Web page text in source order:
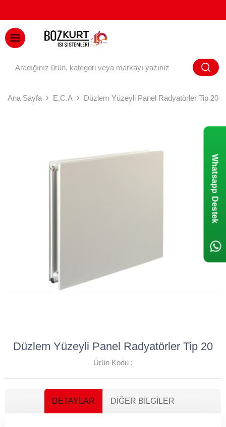
Ana Sayfa E.C.A Düzlem Yüzeyli Panel Radyatörler Tip 20
Düzlem Yüzeyli Panel Radyatörler Tip 20
Ürün Kodu :
DETAYLAR DIĞER BILGILER
Whatsapp Destek